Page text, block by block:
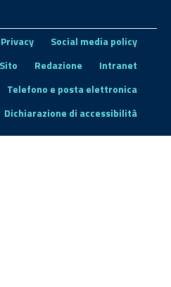
Privacy
Social media policy
Redazione
Intranet
Telefono e posta elettronica
Dichiarazione di accessibilità